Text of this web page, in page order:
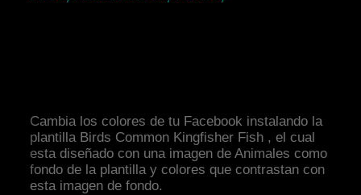
Cambia los colores de tu Facebook instalando la
plantilla Birds Common Kingfisher Fish , el cual
esta diseñado con una imagen de Animales como
fondo de la plantilla y colores que contrastan con
esta imagen de fondo.